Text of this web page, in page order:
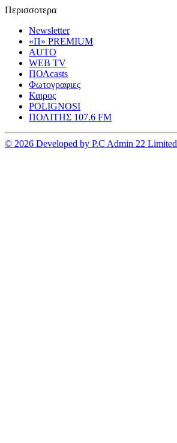
Περισσοτερα
Newsletter
«Π» PREMIUM
AUTO
WEB TV
ΠΟΛcasts
Φωτογραφιες
Καιρος
POLIGNOSI
ΠΟΛΙΤΗΣ 107.6 FM
© 2026 Developed by P.C Admin 22 Limited